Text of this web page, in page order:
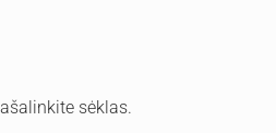
sėklas.